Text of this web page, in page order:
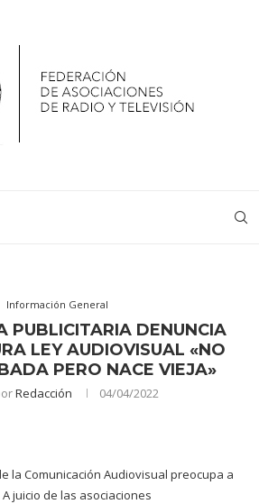
Información General
PUBLICITARIA DENUNCIA
LEY AUDIOVISUAL «NO
PERO NACE VIEJA»
Redacción 04/04/2022
la Comunicación Audiovisual preocupa a
juicio de las asociaciones